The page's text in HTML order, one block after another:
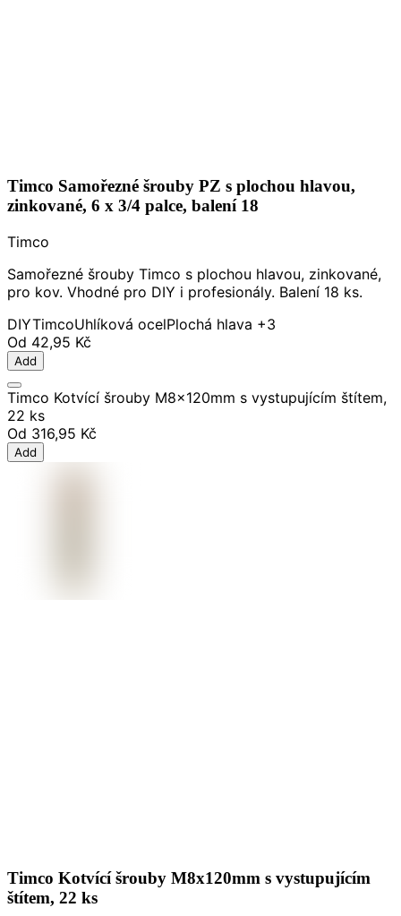
Timco Samořezné šrouby PZ s plochou hlavou,
zinkované, 6 x 3/4 palce, balení 18
Timco
Samořezné šrouby Timco s plochou hlavou, zinkované,
pro kov. Vhodné pro DIY i profesionály. Balení 18 ks.
DIYTimcoUhlíková ocelPlochá hlava +3
Od 42,95 Kč
Add
Timco Kotvící šrouby M8x120mm s vystupujícím štítem,
22 ks
Od 316,95 Kč
Add
Timco Kotvící šrouby M8x120mm s vystupujícím
štítem, 22 ks